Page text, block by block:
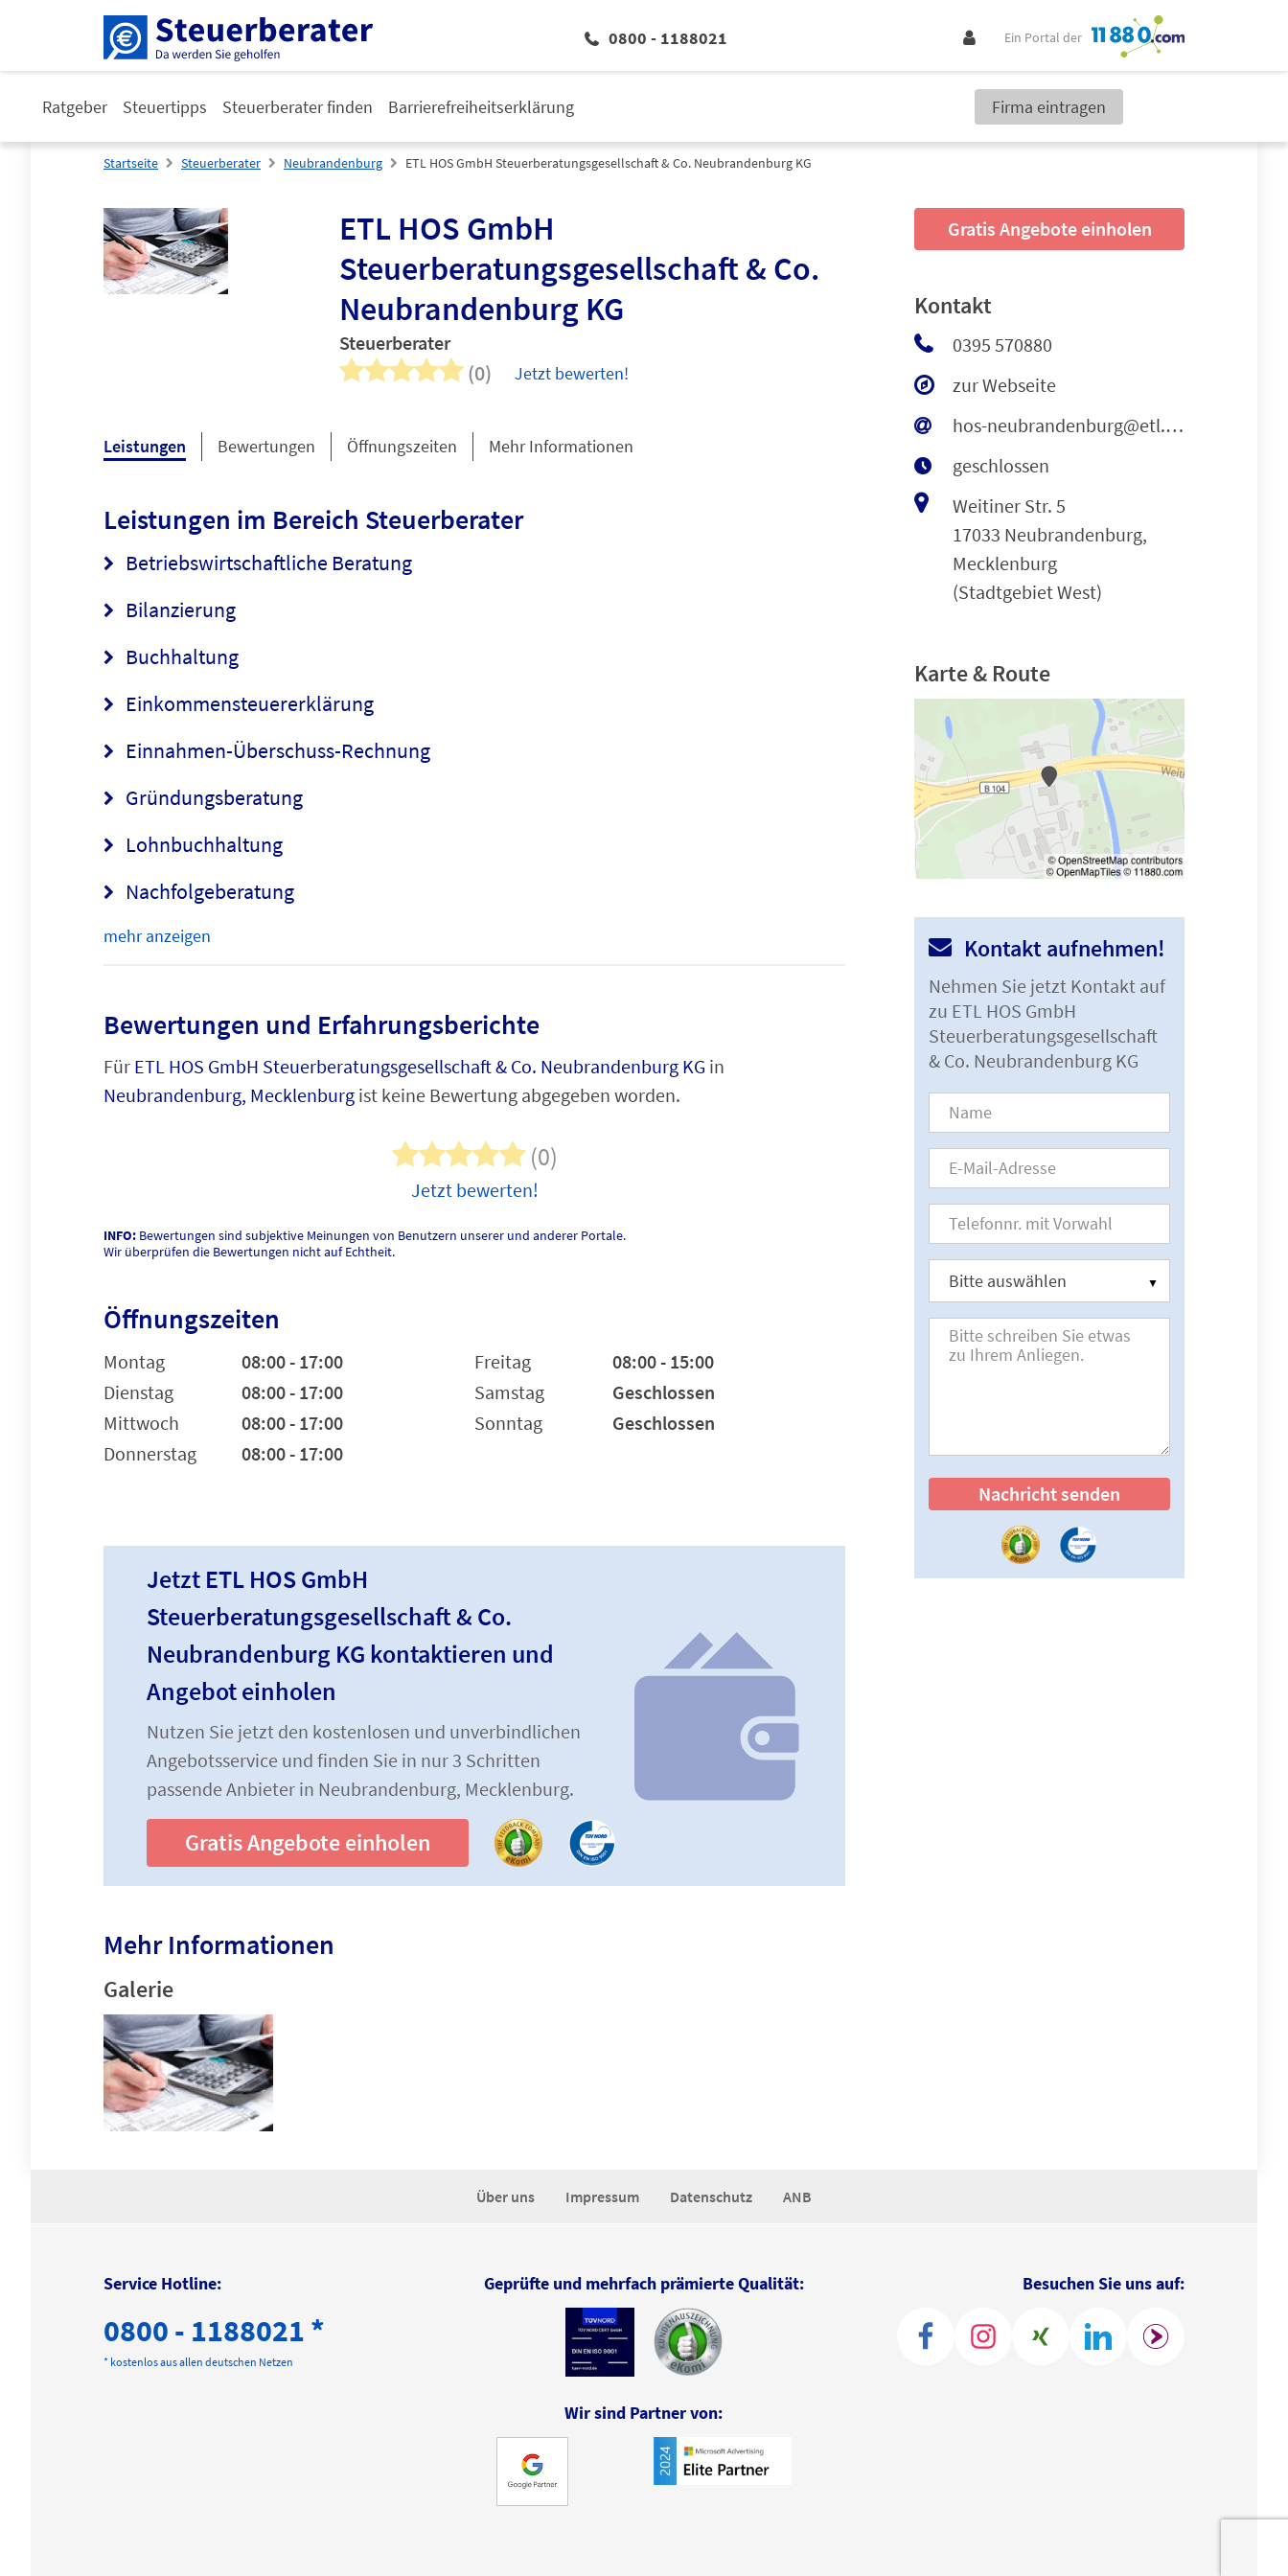
0800 - 1188021 Ein Portal der
Ratgeber Steuertipps Steuerberater finden Barrierefreiheitserklärung Firma eintragen
Startseite Steuerberater Neubrandenburg ETL HOS GmbH Steuerberatungsgesellschaft & Co. Neubrandenburg KG
ETL HOS GmbH
Steuerberatungsgesellschaft & Co.
Neubrandenburg KG
Steuerberater
(0) Jetzt bewerten!
Leistungen Bewertungen Öffnungszeiten Mehr Informationen
Leistungen im Bereich Steuerberater
Betriebswirtschaftliche Beratung
Bilanzierung
Buchhaltung
Einkommensteuererklärung
Einnahmen-Überschuss-Rechnung
Gründungsberatung
Lohnbuchhaltung
Nachfolgeberatung
mehr anzeigen
Bewertungen und Erfahrungsberichte
Für ETL HOS GmbH Steuerberatungsgesellschaft & Co. Neubrandenburg KG in
Neubrandenburg, Mecklenburg ist keine Bewertung abgegeben worden.
(0)
Jetzt bewerten!
INFO: Bewertungen sind subjektive Meinungen von Benutzern unserer und anderer Portale.
Wir überprüfen die Bewertungen nicht auf Echtheit.
Öffnungszeiten
Montag
08:00 - 17:00
Dienstag
08:00 - 17:00
Mittwoch
08:00 - 17:00
Donnerstag
08:00 - 17:00
Freitag
08:00 - 15:00
Samstag
Geschlossen
Sonntag
Geschlossen
Jetzt ETL HOS GmbH
Steuerberatungsgesellschaft & Co.
Neubrandenburg KG kontaktieren und
Angebot einholen
Nutzen Sie jetzt den kostenlosen und unverbindlichen
Angebotsservice und finden Sie in nur 3 Schritten
passende Anbieter in Neubrandenburg, Mecklenburg.
Gratis Angebote einholen
Mehr Informationen
Galerie
Gratis Angebote einholen
Kontakt
0395 570880
zur Webseite
hos-neubrandenburg@etl.de
geschlossen
Weitiner Str. 5
17033 Neubrandenburg,
Mecklenburg
(Stadtgebiet West)
Karte & Route
Kontakt aufnehmen!
Nehmen Sie jetzt Kontakt auf
zu ETL HOS GmbH
Steuerberatungsgesellschaft
& Co. Neubrandenburg KG
Nachricht senden
Über uns Impressum Datenschutz ANB
Service Hotline:
0800 - 1188021 *
* kostenlos aus allen deutschen Netzen
Besuchen Sie uns auf:
Geprüfte und mehrfach prämierte Qualität:
Wir sind Partner von: